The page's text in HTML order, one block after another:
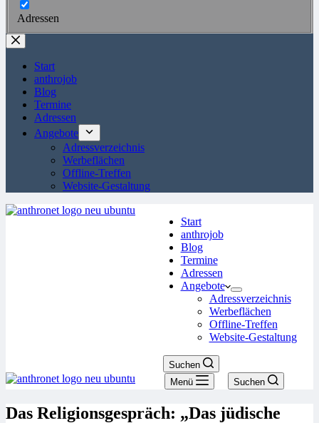
Adressen
Start
anthrojob
Blog
Termine
Adressen
Angebote
Adressverzeichnis
Werbeflächen
Offline-Treffen
Website-Gestaltung
Start
anthrojob
Blog
Termine
Adressen
Angebote
Adressverzeichnis
Werbeflächen
Offline-Treffen
Website-Gestaltung
Suchen
Menü
Suchen
Das Religionsgespräch: „Das jüdische